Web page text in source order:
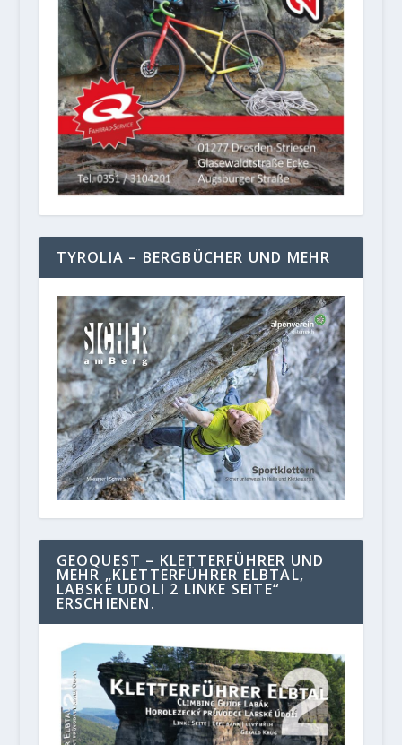
TYROLIA – BERGBÜCHER UND MEHR
GEOQUEST – KLETTERFÜHRER UND
MEHR „KLETTERFÜHRER ELBTAL,
LABSKE UDOLI 2 LINKE SEITE“
ERSCHIENEN.